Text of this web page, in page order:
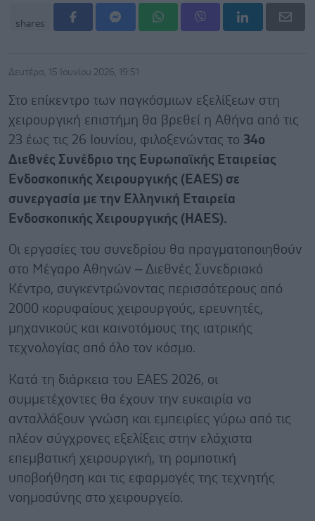
shares
Δευτέρα, 15 Ιουνίου 2026, 19:51
Στο επίκεντρο των παγκόσμιων εξελίξεων στη
χειρουργική επιστήμη θα βρεθεί η Αθήνα από τις
23 έως τις 26 Ιουνίου, φιλοξενώντας το 34ο
Διεθνές Συνέδριο της Ευρωπαϊκής Εταιρείας
Ενδοσκοπικής Χειρουργικής (EAES) σε
συνεργασία με την Ελληνική Εταιρεία
Ενδοσκοπικής Χειρουργικής (HAES).
Οι εργασίες του συνεδρίου θα πραγματοποιηθούν
στο Μέγαρο Αθηνών – Διεθνές Συνεδριακό
Κέντρο, συγκεντρώνοντας περισσότερους από
2000 κορυφαίους χειρουργούς, ερευνητές,
μηχανικούς και καινοτόμους της ιατρικής
τεχνολογίας από όλο τον κόσμο.
Κατά τη διάρκεια του EAES 2026, οι
συμμετέχοντες θα έχουν την ευκαιρία να
ανταλλάξουν γνώση και εμπειρίες γύρω από τις
πλέον σύγχρονες εξελίξεις στην ελάχιστα
επεμβατική χειρουργική, τη ρομποτική
υποβοήθηση και τις εφαρμογές της τεχνητής
νοημοσύνης στο χειρουργείο.